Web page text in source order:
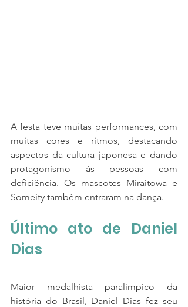
A festa teve muitas performances, com
muitas cores e ritmos, destacando
aspectos da cultura japonesa e dando
protagonismo às pessoas com
deficiência. Os mascotes Miraitowa e
Someity também entraram na dança.
Último ato de Daniel
Dias
Maior medalhista paralímpico da
história do Brasil, Daniel Dias fez seu